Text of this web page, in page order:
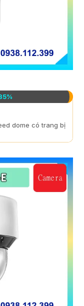
dome có trang bị